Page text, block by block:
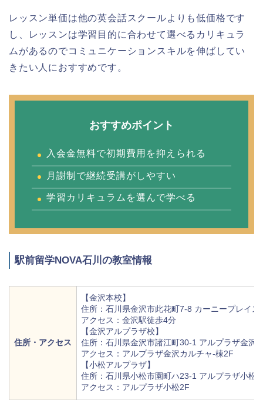
レッスン単価は他の英会話スクールよりも低価格です
し、レッスンは学習目的に合わせて選べるカリキュラ
ムがあるのでコミュニケーションスキルを伸ばしてい
きたい人におすすめです。
おすすめポイント
入会金無料で初期費用を抑えられる
月謝制で継続受講がしやすい
学習カリキュラムを選んで学べる
駅前留学NOVA石川の教室情報
住所・アクセス
【金沢本校】
住所：石川県金沢市此花町7-8 カーニープレイス
アクセス：金沢駅徒歩4分
【金沢アルプラザ校】
住所：石川県金沢市諸江町30-1 アルプラザ金沢
アクセス：アルプラザ金沢カルチャ-棟2F
【小松アルプラザ】
住所：石川県小松市園町ハ23-1 アルプラザ小松
アクセス：アルプラザ小松2F